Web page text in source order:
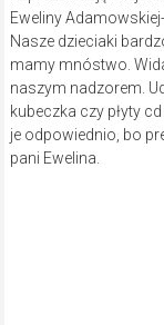
Eweliny
Nasze dzieciaki
mamy mnóstwo.
naszym nadzorem.
kubeczka czy płyty
je odpowiednio, bo
pani Ewelina.